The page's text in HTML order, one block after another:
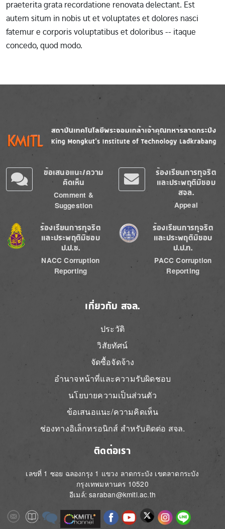
praeterita grata recordatione renovata delectant. Est
autem situm in nobis ut et voluptates et dolores nasci
fatemur e corporis voluptatibus et doloribus -- itaque
concedo, quod modo.
Image
ข้อเสนอแนะ/ความ
คิดเห็น
Comment &
Suggestion
ร้องเรียนการทุจริต
และประพฤติมิชอบ
สจล.
Appeal
Image
ร้องเรียนการทุจริต
และประพฤติมิชอบ
ป.ป.ช.
NACC Corruption
Reporting
Image
ร้องเรียนการทุจริต
และประพฤติมิชอบ
ป.ป.ท.
PACC Corruption
Reporting
เกี่ยวกับ สจล.
ประวัติ
วิสัยทัศน์
จัดซื้อจัดจ้าง
อำนาจหน้าที่และความรับผิดชอบ
นโยบายความเป็นส่วนตัว
ข้อเสนอแนะ/ความคิดเห็น
ช่องทางอิเล็กทรอนิกส์ สำหรับติดต่อ สจล.
ติดต่อเรา
เลขที่ 1 ซอย ฉลองกรุง 1 แขวง ลาดกระบัง เขตลาดกระบัง
กรุงเทพมหานคร 10520
อีเมล์: saraban@kmitl.ac.th
ImageImageImage Image ImageImageImageImageImage